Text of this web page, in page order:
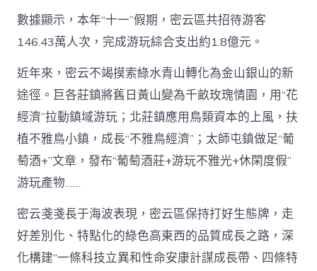
數據顯示，本年“十一”假期，密云區共招待游客
146.43萬人次，完成游玩綜合支出約1.8億元。
近年來，密云不竭摸索綠水青山轉化為金山銀山的新
途徑。巨各莊鎮將舊日黃山變為千畝玫瑰情園，用“花
經濟”拉動鎮域游玩；北莊鎮應用鳥類資本的上風，扶
植不雅鳥小鎮，成長“不雅鳥經濟”；太師屯鎮做足“葡
萄酒+”文章，發布“葡萄酒莊+游玩不雅光+休閑度假”
游玩產物……
密云戔戔長于海波表現，密云區保持打好生態牌，走
好差別化、特點化的綠色高東西的品質成長之路，深
化構建“一條科技立異和性命安康計謀成長帶、四條特